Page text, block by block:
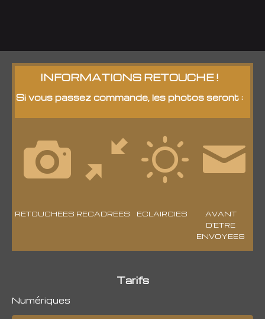
INFORMATIONS RETOUCHE !
Si vous passez commande, les photos seront :
RETOUCHEES RECADREES ECLAIRCIES
AVANT
D'ETRE
ENVOYEES
Tarifs
Numériques